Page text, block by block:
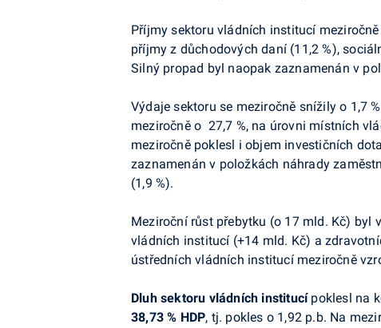
Příjmy sektoru vládních institucí
příjmy z důchodových daní (11,2 %),
Silný propad byl naopak zaznamenán v
Výdaje sektoru se meziročně snížily o 1,7
meziročně o 27,7 %, na úrovni místních
meziročně poklesl i objem investičních
zaznamenán v položkách náhrady
(1,9 %).
Meziroční růst přebytku (o 17 mld. Kč) byl
vládních institucí (+14 mld. Kč) a
ústředních vládních institucí meziročně
Dluh sektoru vládních institucípoklesl na
38,73 % HDP, tj. pokles o 1,92 p.b. Na